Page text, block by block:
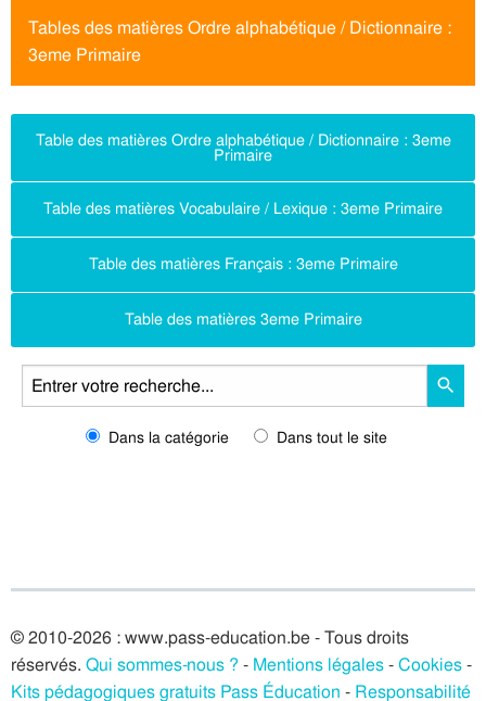
Tables des matières Ordre alphabétique / Dictionnaire :
3eme Primaire
Table des matières Ordre alphabétique / Dictionnaire : 3eme
Primaire
Table des matières Vocabulaire / Lexique : 3eme Primaire
Table des matières Français : 3eme Primaire
Table des matières 3eme Primaire
Dans la catégorie Dans tout le site
© 2010-2026 : www.pass-education.be - Tous droits
réservés. Qui sommes-nous ? - Mentions légales-Cookies-
Kits pédagogiques gratuits Pass Éducation - Responsabilité